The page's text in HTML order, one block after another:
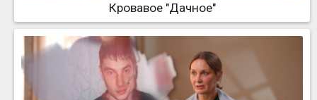
Кровавое "Дачное"